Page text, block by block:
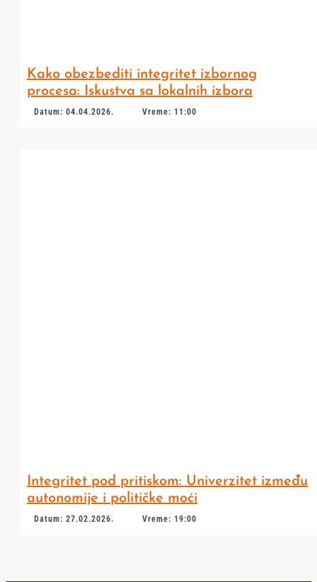
Kako obezbediti integritet izbornog
procesa: Iskustva sa lokalnih izbora
Datum: 04.04.2026. Vreme: 11:00
Integritet pod pritiskom: Univerzitet između
autonomije i političke moći
Datum: 27.02.2026. Vreme: 19:00